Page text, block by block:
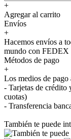
+
Agregar al carrito
Envíos
+
Hacemos envíos a
mundo con FEDEX
Métodos de pago
+
Los medios de pago
- Tarjetas de
cuotas)
- Transferencia
También te puede